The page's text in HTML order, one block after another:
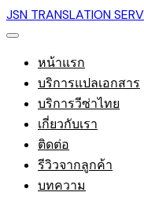
JSN TRANSLATION
หน้าแรก
บริการแปลเอกสาร
บริการวีซ่าไทย
เกี่ยวกับเรา
ติดต่อ
รีวิวจากลูกค้า
บทความ